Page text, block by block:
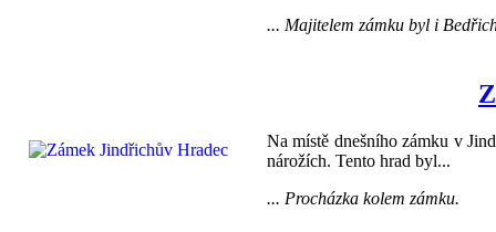
... Majitelem zámku byl i
Na místě dnešního zámku v
nárožích. Tento hrad byl...
... Procházka kolem zámku.